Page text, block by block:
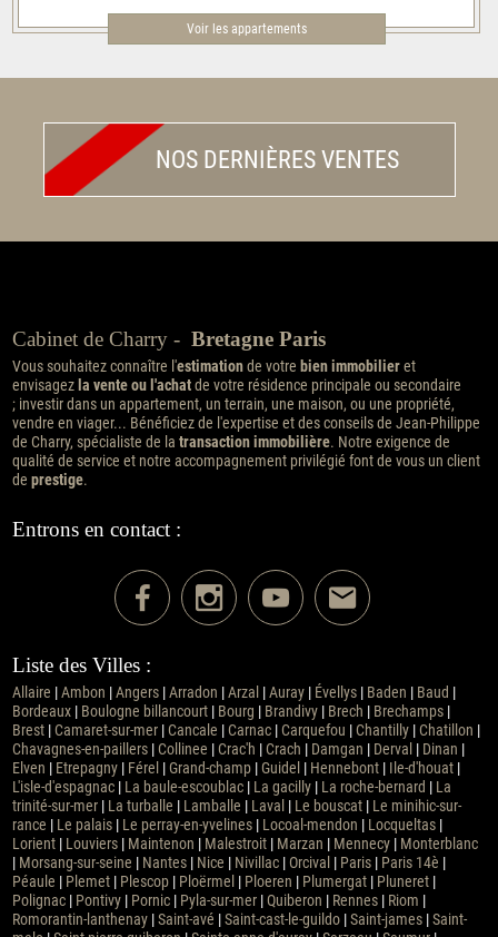
Voir les appartements
NOS DERNIÈRES VENTES
Cabinet de Charry - Bretagne Paris
Vous souhaitez connaître l'estimationde votre bien immobilieret
envisagezla vente ou l'achatde votre résidence principale ou secondaire
; investir dans un appartement, un terrain, une maison, ou une propriété,
vendre en viager... Bénéficiez de l'expertise et des conseils de Jean-Philippe
de Charry, spécialiste de la transaction immobilière. Notre exigence de
qualité de service et notre accompagnement privilégié font de vous un client
de prestige.
Entrons en contact :
Liste des Villes :
Allaire |Ambon |Angers|Arradon |Arzal |Auray| Évellys| Baden | Baud |
Bordeaux| Boulogne billancourt| Bourg | Brandivy| Brech | Brechamps|
Brest|Camaret-sur-mer|Cancale |Carnac|Carquefou |Chantilly|Chatillon |
Chavagnes-en-paillers|Collinee |Crac'h |Crach | Damgan | Derval | Dinan |
Elven | Etrepagny| Férel |Grand-champ|Guidel | Hennebont| Ile-d'houat|
L'isle-d'espagnac| La baule-escoublac| La gacilly| La roche-bernard | La
trinité-sur-mer| La turballe | Lamballe | Laval | Le bouscat| Le minihic-sur-
rance | Le palais| Le perray-en-yvelines| Locoal-mendon | Locqueltas|
Lorient| Louviers| Maintenon | Malestroit| Marzan | Mennecy| Monterblanc
| Morsang-sur-seine | Nantes| Nice | Nivillac| Orcival | Paris| Paris 14è |
Péaule | Plemet| Plescop| Ploërmel | Ploeren | Plumergat| Pluneret|
Polignac| Pontivy| Pornic| Pyla-sur-mer|Quiberon | Rennes| Riom |
Romorantin-lanthenay|Saint-avé |Saint-cast-le-guildo|Saint-james|Saint-